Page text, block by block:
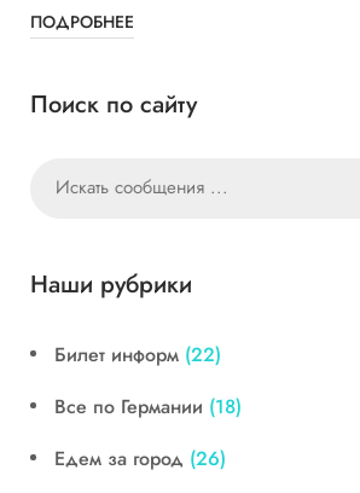
ПОДРОБНЕЕ
Поиск по сайту
Наши рубрики
Билет информ (22)
Все по Германии (18)
Едем за город (26)